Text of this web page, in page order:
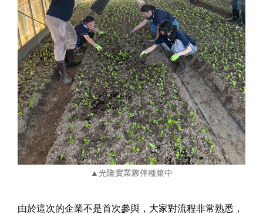
▲光隆實業夥伴種菜中
由於這次的企業不是首次參與，大家對流程非常熟悉，